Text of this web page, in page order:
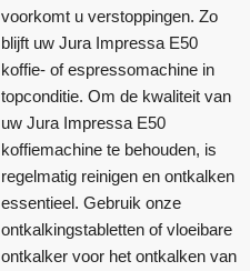
voorkomt u verstoppingen. Zo
blijft uw Jura Impressa E50
koffie- of espressomachine in
topconditie. Om de kwaliteit van
uw Jura Impressa E50
koffiemachine te behouden, is
regelmatig reinigen en ontkalken
essentieel. Gebruik onze
ontkalkingstabletten of vloeibare
ontkalker voor het ontkalken van